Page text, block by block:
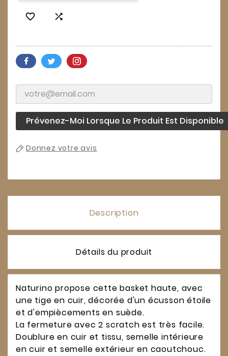
 
Prévenez-Moi Lorsque Le Produit Est Disponible
Donnez votre avis
Description
Détails du produit
Naturino propose cette basket haute, avec
une tige en cuir, décorée d'un écusson étoile
et d'empiècements en suède.
La fermeture avec 2 scratch est très facile.
Doublure en cuir et tissu, semelle intérieure
en cuir et semelle extérieur en caoutchouc.